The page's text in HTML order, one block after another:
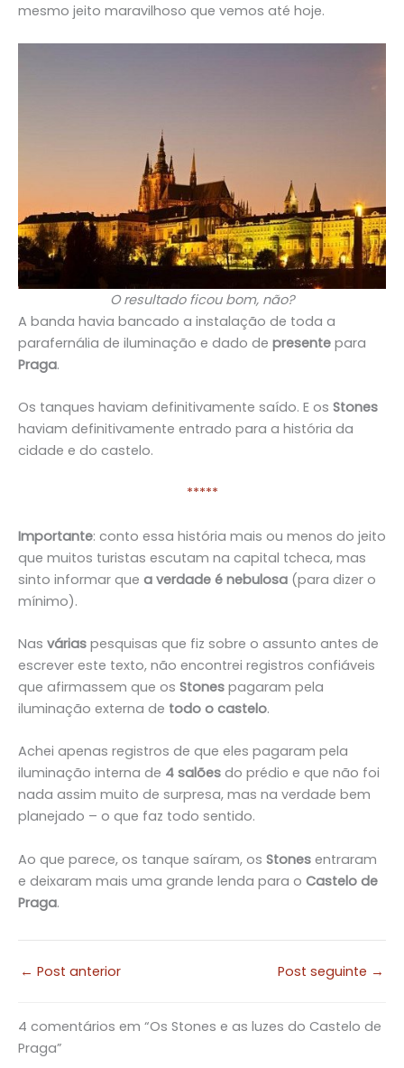
mesmo jeito maravilhoso que vemos até hoje.
O resultado ficou bom, não?
A banda havia bancado a instalação de toda a
parafernália de iluminação e dado de presente para
Praga.
Os tanques haviam definitivamente saído. E os Stones
haviam definitivamente entrado para a história da
cidade e do castelo.
*****
Importante: conto essa história mais ou menos do jeito
que muitos turistas escutam na capital tcheca, mas
sinto informar que a verdade é nebulosa (para dizer o
mínimo).
Nas várias pesquisas que fiz sobre o assunto antes de
escrever este texto, não encontrei registros confiáveis
que afirmassem que os Stones pagaram pela
iluminação externa de todo o castelo.
Achei apenas registros de que eles pagaram pela
iluminação interna de 4 salões do prédio e que não foi
nada assim muito de surpresa, mas na verdade bem
planejado – o que faz todo sentido.
Ao que parece, os tanque saíram, os Stones entraram
e deixaram mais uma grande lenda para o Castelo de
Praga.
← Post anterior Post seguinte →
4 comentários em “Os Stones e as luzes do Castelo de
Praga”